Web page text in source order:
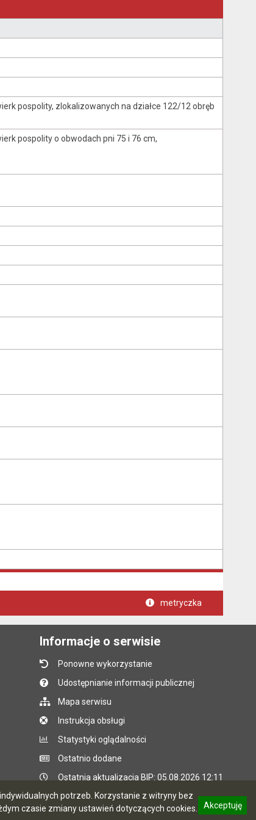
potrzeb. Korzystanie z witryny bez
czasie zmiany ustawień dotyczących cookies.
Akceptuję
pospolity, zlokalizowanych na działce 122/12 obręb
pospolity o obwodach pni 75 i 76 cm,
metryczka
Informacje o serwisie
Ponowne wykorzystanie
Udostępnianie informacji publicznej
Mapa serwisu
Instrukcja obsługi
Statystyki oglądalności
Ostatnio dodane
Ostatnia aktualizacja BIP: 05.08.2026 12:11
CMS i hosting: Logonet Sp. z o.o. w Bydgoszczy